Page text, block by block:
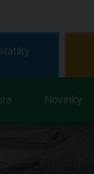
Novinky